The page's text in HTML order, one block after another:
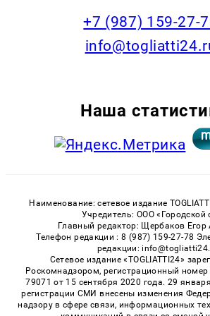
+7 (987) 159-27-
Наша
Наименование: сетевое издание
Учредитель: ООО «Городской
Главный редактор: Щербаков Егор
Телефон редакции : 8 (987) 159-27-78
редакции:
Сетевое издание «TOGLIATTI24»
Роскомнадзором, регистрационный
79071 от 15 сентября 2020 года. 29
регистрации СМИ внесены изменения
надзору в сфере связи, информационных